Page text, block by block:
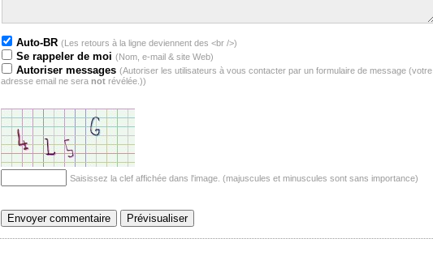
Auto-BR (Les retours à la ligne deviennent des <br />)
Se rappeler de moi (Nom, e-mail & site Web)
Autoriser messages (Autoriser les utilisateurs à vous contacter par un formulaire de message (votre
adresse email ne seranot révélée.))
Saisissez la clef affichée dans l'image. (majuscules et minuscules sont sans importance)